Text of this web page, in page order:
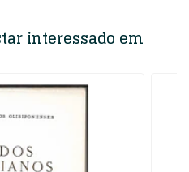
interessado em